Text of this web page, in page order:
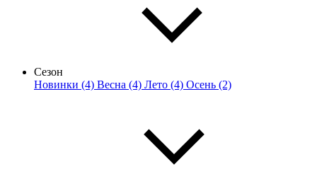
Сезон
Новинки (4) Весна (4) Лето (4) Осень (2)